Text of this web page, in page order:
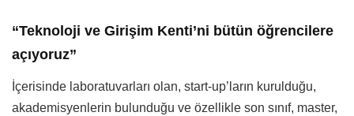
“Teknoloji ve Girişim Kenti’ni bütün öğrencilere
açıyoruz”
İçerisinde laboratuvarları olan, start-up’ların kurulduğu,
akademisyenlerin bulunduğu ve özellikle son sınıf, master,